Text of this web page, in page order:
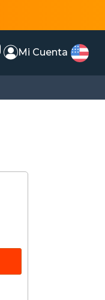
Mi Cuenta